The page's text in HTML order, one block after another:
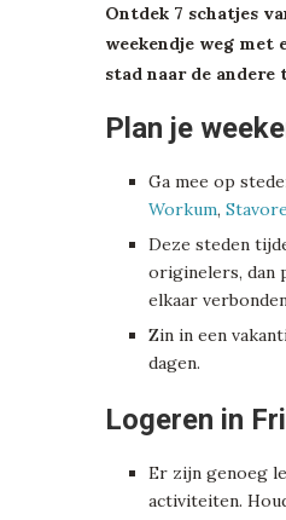
Ontdek 7 schatjes
weekendje weg met
stad naar de andere
Plan je
Ga mee op
Workum,
Deze steden
originelers, dan
elkaar
Zin in een
dagen.
Logeren in
Er zijn genoeg
activiteiten.